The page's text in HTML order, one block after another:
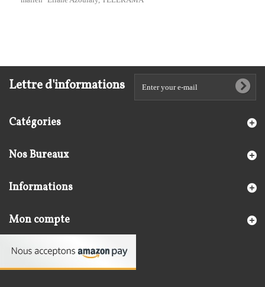
Lettre d'informations
Catégories
Nos Bureaux
Informations
Mon compte